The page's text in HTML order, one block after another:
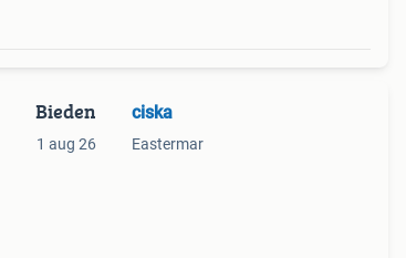
Bieden
1 aug 26
ciska
Eastermar